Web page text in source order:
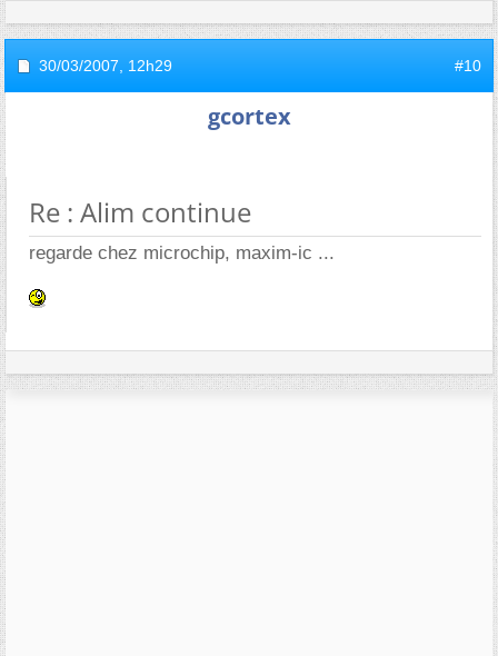
30/03/2007, 12h29 #10
gcortex
Re : Alim continue
regarde chez microchip, maxim-ic ...